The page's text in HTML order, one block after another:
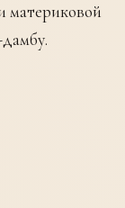
материковой